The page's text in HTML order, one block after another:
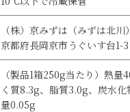
（株）京みずは（みずは北川）
京都府長岡京市うぐいす台1-3
（製品1箱250g当たり）熱
く質8.3g、脂質3.0g、炭水
量0.05g